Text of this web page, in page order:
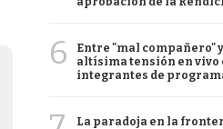
6
Entre "mal compañero"
altísima tensión en vivo
integrantes de
La paradoja en la